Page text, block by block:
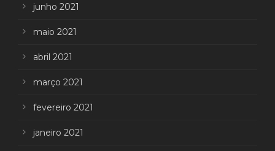
junho 2021
maio 2021
abril 2021
março 2021
fevereiro 2021
janeiro 2021